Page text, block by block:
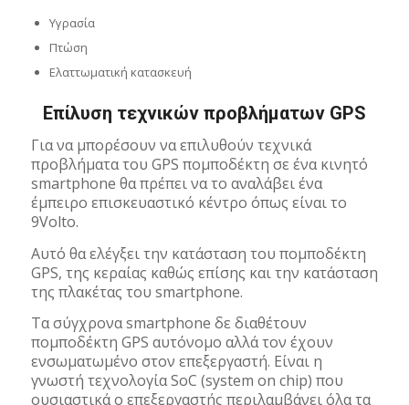
Υγρασία
Πτώση
Ελαττωματική κατασκευή
Επίλυση τεχνικών προβλήματων GPS
Για να μπορέσουν να επιλυθούν τεχνικά
προβλήματα του GPS πομποδέκτη σε ένα κινητό
smartphone θα πρέπει να το αναλάβει ένα
έμπειρο επισκευαστικό κέντρο όπως είναι το
9Volto.
Αυτό θα ελέγξει την κατάσταση του πομποδέκτη
GPS, της κεραίας καθώς επίσης και την κατάσταση
της πλακέτας του smartphone.
Τα σύγχρονα smartphone δε διαθέτουν
πομποδέκτη GPS αυτόνομο αλλά τον έχουν
ενσωματωμένο στον επεξεργαστή. Είναι η
γνωστή τεχνολογία SoC (system on chip) που
ουσιαστικά o επεξεργαστής περιλαμβάνει όλα τα